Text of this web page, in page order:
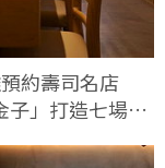
約壽司名店
子」打造七場限